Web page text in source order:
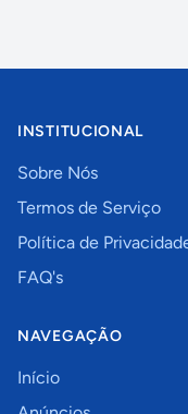
INSTITUCIONAL
Sobre Nós
Termos de Serviço
Política de
FAQ's
NAVEGAÇÃO
Início